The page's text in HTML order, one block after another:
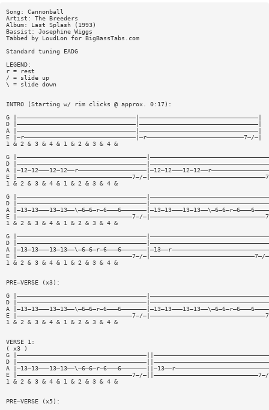
Song: Cannonball
Artist: The Breeders
Album: Last Splash (1993)
Bassist: Josephine Wiggs
Tabbed by LoudLon for BigBassTabs.com
Standard tuning EADG
LEGEND:
r = rest
/ = slide up
\ = slide down
INTRO (Starting w/ rim clicks @ approx. 0:17):
G |—————————————————————————————————|—————————————————————————————————|
D |—————————————————————————————————|—————————————————————————————————|
A |—————————————————————————————————|—————————————————————————————————|
E |—r———————————————————————————————|—r———————————————————————————7—/—|
1 & 2 & 3 & 4 & 1 & 2 & 3 & 4 &
G
D
A
E |————————————————————————————————7—/
1 & 2 & 3 & 4 & 1 & 2 & 3 & 4 &
G
D
A
E |————————————————————————————————7—/
1 & 2 & 3 & 4 & 1 & 2 & 3 & 4 &
G
D
A
E |————————————————————————————————7—/—|—————————————————————————————7—/
1 & 2 & 3 & 4 & 1 & 2 & 3 & 4 &
PRE—VERSE (x3):
G
D
A
E |————————————————————————————————7—/
1 & 2 & 3 & 4 & 1 & 2 & 3 & 4 &
VERSE 1:
( x3 )
G
D
A
E |————————————————————————————————7—/
1 & 2 & 3 & 4 & 1 & 2 & 3 & 4 &
PRE—VERSE (x5):